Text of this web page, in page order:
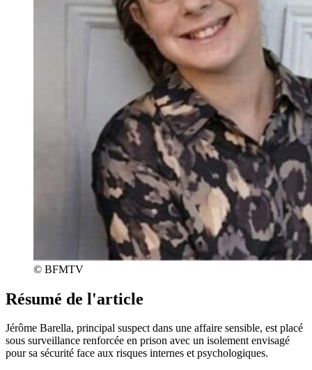
© BFMTV
Résumé de l'article
Jérôme Barella, principal suspect dans une affaire sensible, est placé
sous surveillance renforcée en prison avec un isolement envisagé
pour sa sécurité face aux risques internes et psychologiques.